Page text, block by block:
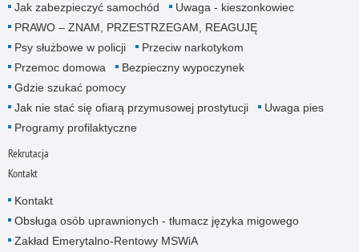
Jak zabezpieczyć samochód
Uwaga - kieszonkowiec
PRAWO – ZNAM, PRZESTRZEGAM, REAGUJĘ
Psy służbowe w policji
Przeciw narkotykom
Przemoc domowa
Bezpieczny wypoczynek
Gdzie szukać pomocy
Jak nie stać się ofiarą przymusowej prostytucji
Uwaga pies
Programy profilaktyczne
Rekrutacja
Kontakt
Kontakt
Obsługa osób uprawnionych - tłumacz języka migowego
Zakład Emerytalno-Rentowy MSWiA